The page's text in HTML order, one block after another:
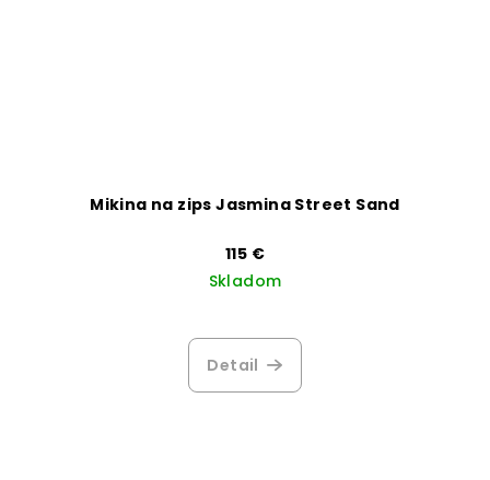
Mikina na zips Jasmina Street Sand
115 €
Skladom
Detail